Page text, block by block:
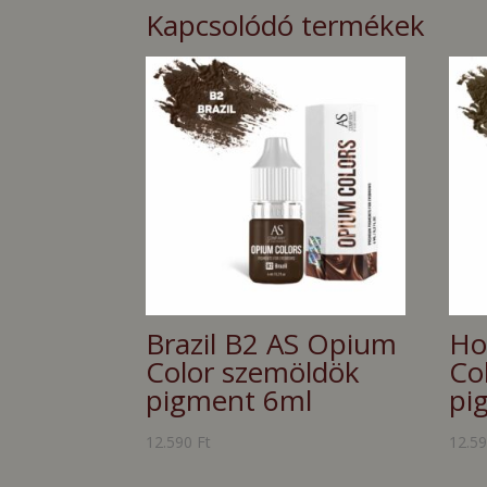
Kapcsolódó termékek
Brazil B2 AS Opium
Color szemöldök
pigment 6ml
12.590 Ft